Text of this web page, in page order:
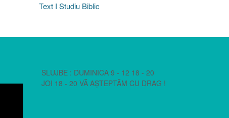
Text I Studiu Biblic
SLUJBE : DUMINICA 9 - 12 18 - 20
JOI 18 - 20 VĂ AȘTEPTĂM CU DRAG !